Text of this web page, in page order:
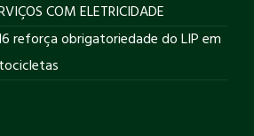
COM ELETRICIDADE
reforça obrigatoriedade do LIP em